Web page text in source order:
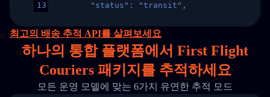
13
15
16
17
19
20
21
        "status": "transit",
"destination_country": "United
        "itemTimeLength": 2,
        "weblink": "",
        "phone": null,
        "trackinfo": [
          {
            "Date": "2017-03-08 04: 22: 00",
최고의 배송 추적 API를 살펴보세요
하나의 통합 플랫폼에서 First Flight
Couriers 패키지를 추적하세요
모든 운영 모델에 맞는 6가지 유연한 추적 모드